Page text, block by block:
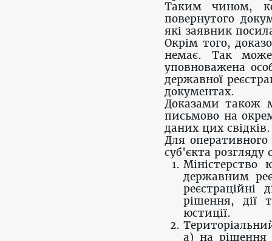
Таким чином,
повернутого
які заявник
Окрім того,
немає. Так
уповноважена
державної
документах.
Доказами також
письмово на
даних цих
Для
суб'єкта
Міністерство
державним
реєстраційні
рішення, дії
юстиції.
а) на рішення